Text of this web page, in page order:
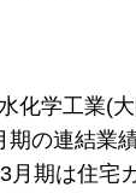
化学工業(
期の連結業
月期は住宅